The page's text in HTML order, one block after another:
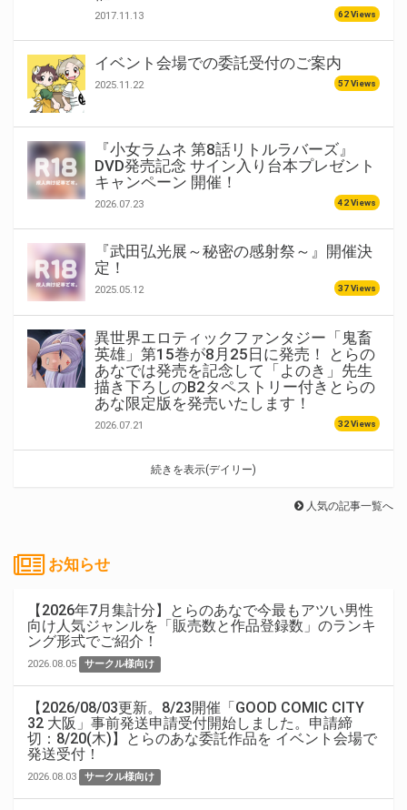
2017.11.13 62 Views
イベント会場での委託受付のご案内
2025.11.22 57 Views
『小女ラムネ 第8話リトルラバーズ』
DVD発売記念 サイン入り台本プレゼント
キャンペーン 開催！
2026.07.23 42 Views
『武田弘光展～秘密の感射祭～』開催決
定！
2025.05.12 37 Views
異世界エロティックファンタジー「鬼畜
英雄」第15巻が8月25日に発売！ とらの
あなでは発売を記念して「よのき」先生
描き下ろしのB2タペストリー付きとらの
あな限定版を発売いたします！
2026.07.21 32 Views
続きを表示(デイリー)
人気の記事一覧へ
お知らせ
【2026年7月集計分】とらのあなで今最もアツい男性
向け人気ジャンルを「販売数と作品登録数」のランキ
ング形式でご紹介！
2026.08.05 サークル様向け
【2026/08/03更新。8/23開催「GOOD COMIC CITY
32 大阪」事前発送申請受付開始しました。申請締
切：8/20(木)】とらのあな委託作品を イベント会場で
発送受付！
2026.08.03 サークル様向け